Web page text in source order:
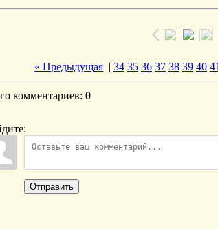
« Предыдущая | 34 35 36 37 38 39 40 41
комментариев: 0
Отправить